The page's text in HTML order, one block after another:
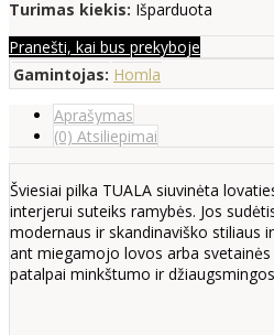
Turimas kiekis: Išparduota
Pranešti, kai bus prekyboje
Gamintojas: Homla
Aprašymas
(0) Atsiliepimai
Šviesiai pilka TUALA siuvinėta
interjerui suteiks ramybės. Jos
modernaus ir skandinaviško stiliaus
ant miegamojo lovos arba
patalpai minkštumo ir